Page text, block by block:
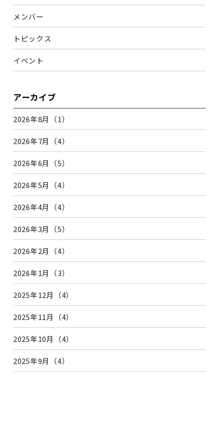
メンバー
トピックス
イベント
アーカイブ
2026年8月（1）
2026年7月（4）
2026年6月（5）
2026年5月（4）
2026年4月（4）
2026年3月（5）
2026年2月（4）
2026年1月（3）
2025年12月（4）
2025年11月（4）
2025年10月（4）
2025年9月（4）